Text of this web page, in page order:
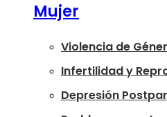
Mujer
Violencia de
Infertilidad y
Depresión